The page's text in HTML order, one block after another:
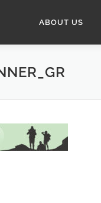
ABOUT US